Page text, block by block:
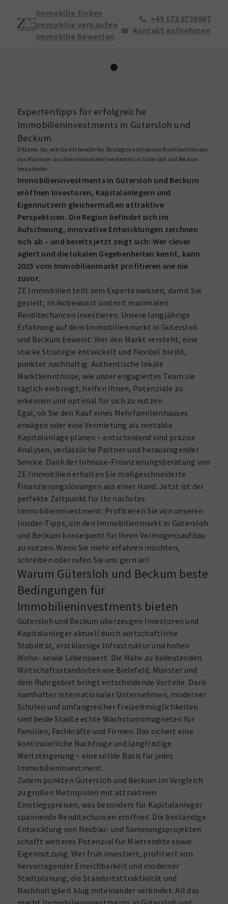
Immobilie finden
Immobilie verkaufen
Immobilie bewerten
+49 172 8728667
Kontakt aufnehmen
Expertentipps für erfolgreiche
Immobilieninvestments in Gütersloh und
Beckum
Erfahren Sie, wie Sie mit bewährten Strategien und lokalen Marktkenntnissen
das Maximum aus Ihren Immobilieninvestments in Gütersloh und Beckum
herausholen.
Immobilieninvestments in Gütersloh und Beckum
eröffnen Investoren, Kapitalanlegern und
Eigennutzern gleichermaßen attraktive
Perspektiven. Die Region befindet sich im
Aufschwung, innovative Entwicklungen zeichnen
sich ab – und bereits jetzt zeigt sich: Wer clever
agiert und die lokalen Gegebenheiten kennt, kann
2025 vom Immobilienmarkt profitieren wie nie
zuvor.
ZE Immobilien teilt sein Expertenwissen, damit Sie
gezielt, risikobewusst und mit maximalen
Renditechancen investieren. Unsere langjährige
Erfahrung auf dem Immobilienmarkt in Gütersloh
und Beckum beweist: Wer den Markt versteht, eine
starke Strategie entwickelt und flexibel bleibt,
punktet nachhaltig. Authentische lokale
Marktkenntnisse, wie unser engagiertes Team sie
täglich einbringt, helfen Ihnen, Potenziale zu
erkennen und optimal für sich zu nutzen.
Egal, ob Sie den Kauf eines Mehrfamilienhauses
erwägen oder eine Vermietung als rentable
Kapitalanlage planen – entscheidend sind präzise
Analysen, verlässliche Partner und herausragender
Service. Dank der Inhouse-Finanzierungsberatung von
ZE Immobilien erhalten Sie maßgeschneiderte
Finanzierungslösungen aus einer Hand. Jetzt ist der
perfekte Zeitpunkt für Ihr nächstes
Immobilieninvestment: Profitieren Sie von unseren
Insider-Tipps, um den Immobilienmarkt in Gütersloh
und Beckum konsequent für Ihren Vermögensaufbau
zu nutzen. Wenn Sie mehr erfahren möchten,
schreiben oder rufen Sie uns gern an!
Warum Gütersloh und Beckum beste
Bedingungen für
Immobilieninvestments bieten
Gütersloh und Beckum überzeugen Investoren und
Kapitalanleger aktuell durch wirtschaftliche
Stabilität, erstklassige Infrastruktur und hohen
Wohn- sowie Lebenswert. Die Nähe zu bedeutenden
Wirtschaftsstandorten wie Bielefeld, Münster und
dem Ruhrgebiet bringt entscheidende Vorteile. Dank
namhafter internationaler Unternehmen, moderner
Schulen und umfangreicher Freizeitmöglichkeiten
sind beide Städte echte Wachstumsmagneten für
Familien, Fachkräfte und Firmen. Das sichert eine
kontinuierliche Nachfrage und langfristige
Wertsteigerung – eine solide Basis für jedes
Immobilieninvestment.
Zudem punkten Gütersloh und Beckum im Vergleich
zu großen Metropolen mit attraktiven
Einstiegspreisen, was besonders für Kapitalanleger
spannende Renditechancen eröffnet. Die beständige
Entwicklung von Neubau- und Sanierungsprojekten
schafft weiteres Potenzial für Mietrendite sowie
Eigennutzung. Wer früh investiert, profitiert von
hervorragender Erreichbarkeit und moderner
Stadtplanung, die Standortattraktivität und
Nachhaltigkeit klug miteinander verbindet. All das